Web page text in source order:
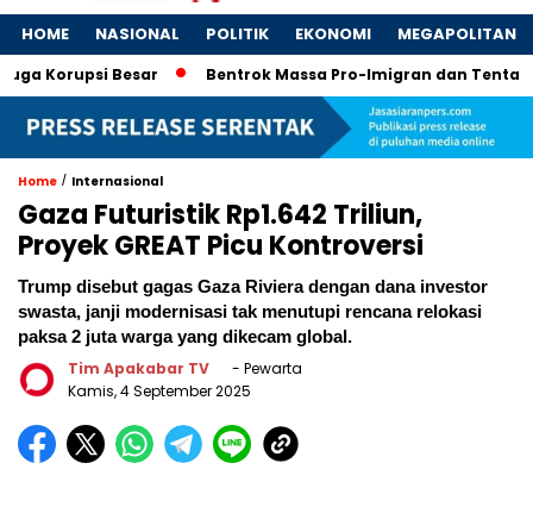
HOME NASIONAL POLITIK EKONOMI MEGAPOLITAN
Korupsi Besar Bentrok Massa Pro-Imigran dan Tentara AS
Home / Internasional
Gaza Futuristik Rp1.642 Triliun,
Proyek GREAT Picu Kontroversi
Trump disebut gagas Gaza Riviera dengan dana investor
swasta, janji modernisasi tak menutupi rencana relokasi
paksa 2 juta warga yang dikecam global.
Tim Apakabar TV
- Pewarta
Kamis, 4 September 2025